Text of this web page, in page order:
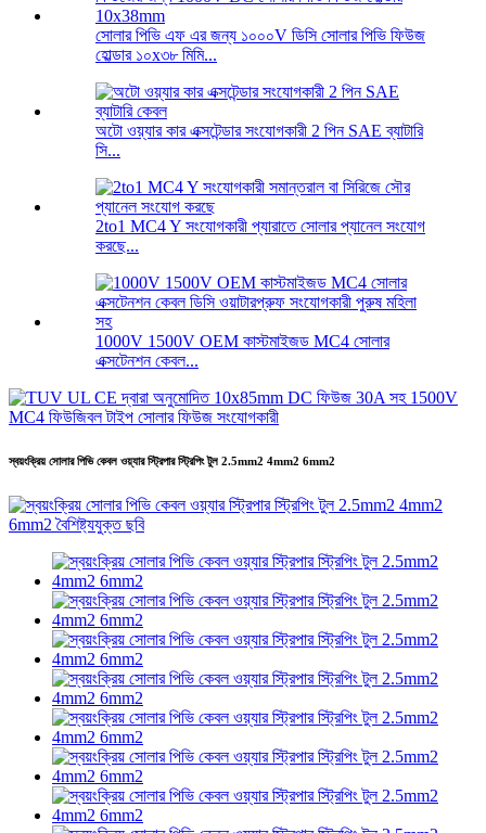
সোলার পিভি এফ এর জন্য ১০০০V ডিসি সোলার পিভি ফিউজ
হোল্ডার ১০x৩৮ মিমি...
অটো ওয়্যার কার এক্সটেন্ডার সংযোগকারী 2 পিন SAE ব্যাটারি
সি...
2to1 MC4 Y সংযোগকারী প্যারাতে সোলার প্যানেল সংযোগ
করছে...
1000V 1500V OEM কাস্টমাইজড MC4 সোলার
এক্সটেনশন কেবল...
স্বয়ংক্রিয় সোলার পিভি কেবল ওয়্যার স্ট্রিপার স্ট্রিপিং টুল 2.5mm2 4mm2 6mm2